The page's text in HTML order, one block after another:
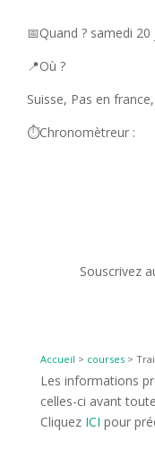
📅Quand ? samedi
📍Où ?
Suisse, Pas en
⏱️Chronomètreur :
Souscrivez
Accueil > courses>
Les informations
celles-ci avant
Cliquez ICI pour